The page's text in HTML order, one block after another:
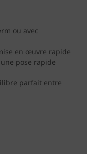
ou avec
en œuvre rapide
pose rapide
parfait entre